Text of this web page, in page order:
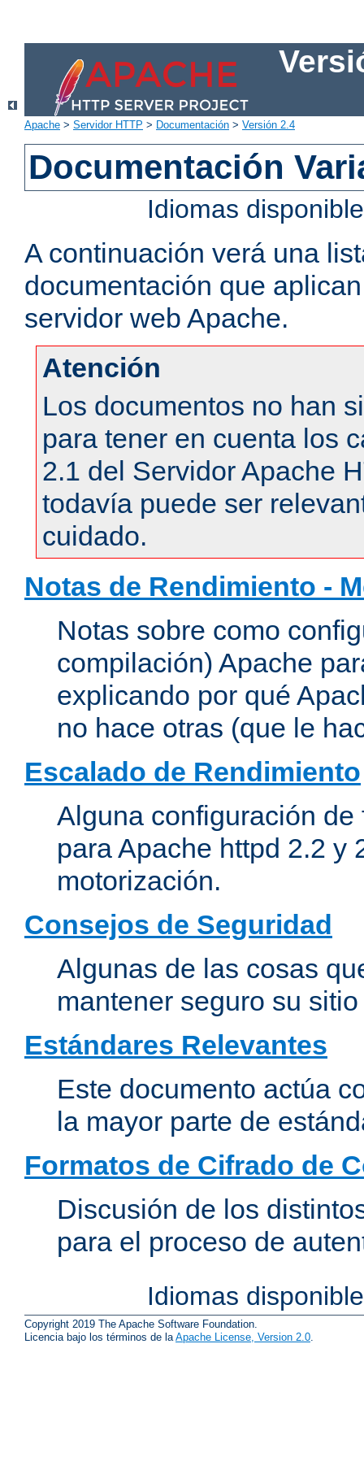
Apache > Servidor HTTP > Documentación > Versión 2.4
Documentación
Idiomas
A continuación verá una
documentación que
servidor web Apache.
Atención
Los documentos no han
para tener en cuenta los
2.1 del Servidor Apache
todavía puede ser
cuidado.
Notas de Rendimiento -
Notas sobre como
compilación) Apache
explicando por qué
no hace otras (que le
Escalado de Rendimiento
Alguna configuración
para Apache httpd 2.2 y
motorización.
Consejos de Seguridad
Algunas de las cosas
mantener seguro su
Estándares Relevantes
Este documento actúa
la mayor parte de
Formatos de Cifrado de
Discusión de los
para el proceso de
Idiomas
Copyright 2019 The Apache Software Foundation.
Licencia bajo los términos de la Apache License, Version 2.0